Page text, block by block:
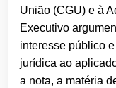
União (CGU) e à
Executivo
interesse público
jurídica ao
a nota, a matéria